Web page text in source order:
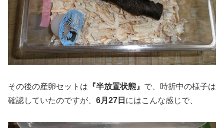
その後の産卵セットは 『半放置状態』 で、時折中の様子は
確認していたのですが、 6月27日 にはこんな感じで、